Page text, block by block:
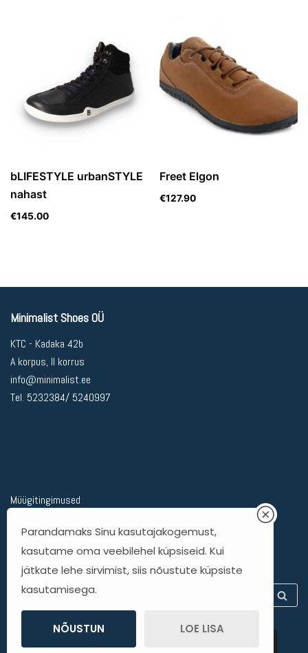
bLIFESTYLE urbanSTYLE
nahast
€145.00
Freet Elgon
€127.90
Minimalist Shoes OÜ
KTC - Kadaka 42b
A korpus, II korrus
info@minimalist.ee
Tel. 5232384/ 5240997
Müügitingimused
Kohaletoimetamine
Kauba tagastamine
Parandamaks Sinu kasutajakogemust,
kasutame oma veebilehel küpsiseid. Kui
jätkate lehe sirvimist, siis nõustute küpsiste
kasutamisega.
NÕUSTUN LOE LISA